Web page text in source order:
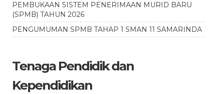
PEMBUKAAN SISTEM PENERIMAAN MURID BARU
(SPMB) TAHUN 2026
PENGUMUMAN SPMB TAHAP 1 SMAN 11 SAMARINDA
Tenaga Pendidik dan
Kependidikan